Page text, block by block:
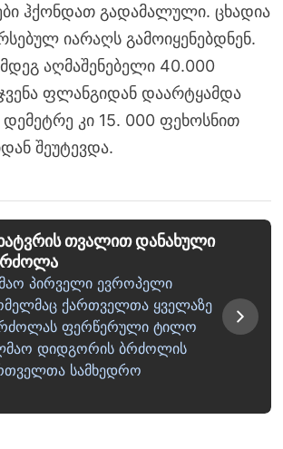
ჰქონდათ გადამალული. ცხადია
იარაღს გამოიყენებდნენ.
აღმაშენებელი 40.000
ფლანგიდან დაარტყამდა
დემეტრე კი 15. 000 ფეხოსნით
შეუტევდა.
თვალით დანახული
პირველი ევროპელი
ქართველთა ყველაზე
ფერწერული ტილო
დიდგორის ბრძოლის
სამხედრო